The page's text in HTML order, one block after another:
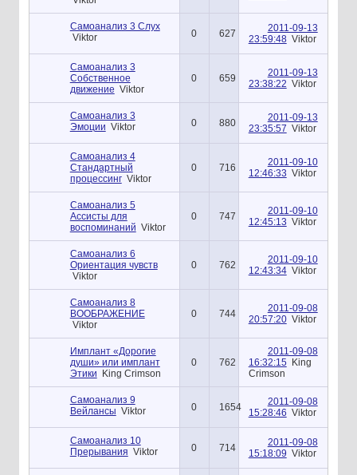
Самоанализ 3 Слух
Viktor
0 627
2011-09-13
23:59:48 Viktor
Самоанализ 3
Собственное
движение Viktor
0 659
2011-09-13
23:38:22 Viktor
Самоанализ 3
Эмоции Viktor 0 880
2011-09-13
23:35:57 Viktor
Самоанализ 4
Стандартный
процессинг Viktor
0 716
2011-09-10
12:46:33 Viktor
Самоанализ 5
Ассисты для
воспоминаний Viktor
0 747
2011-09-10
12:45:13 Viktor
Самоанализ 6
Ориентация чувств
Viktor
0 762
2011-09-10
12:43:34 Viktor
Самоанализ 8
ВООБРАЖЕНИЕ
Viktor
0 744
2011-09-08
20:57:20 Viktor
Имплант «Дорогие
души» или имплант
Этики King Crimson
0 762
2011-09-08
16:32:15 King
Crimson
Самоанализ 9
Вейлансы Viktor 0 1654
2011-09-08
15:28:46 Viktor
Самоанализ 10
Прерывания Viktor 0 714
2011-09-08
15:18:09 Viktor